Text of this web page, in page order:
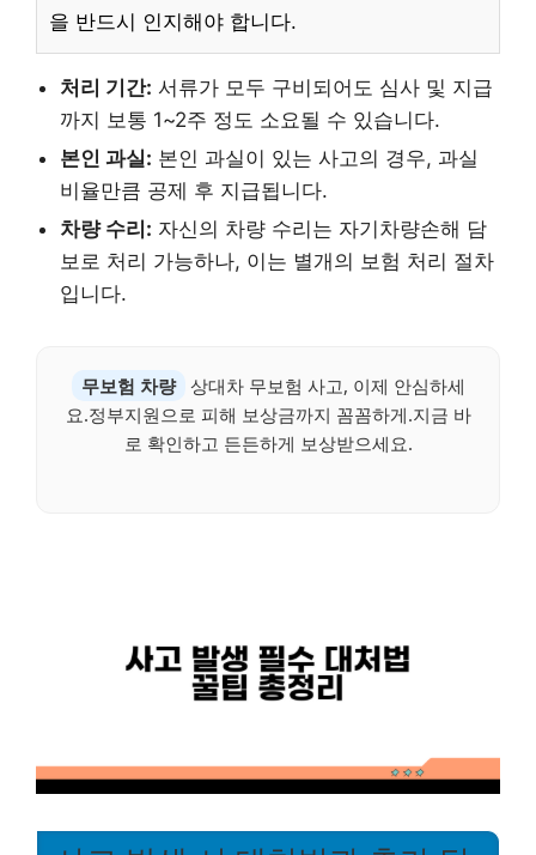
을 반드시 인지해야 합니다.
처리 기간: 서류가 모두 구비되어도 심사 및 지급
까지 보통 1~2주 정도 소요될 수 있습니다.
본인 과실: 본인 과실이 있는 사고의 경우, 과실
비율만큼 공제 후 지급됩니다.
차량 수리: 자신의 차량 수리는 자기차량손해 담
보로 처리 가능하나, 이는 별개의 보험 처리 절차
입니다.
무보험 차량
상대차 무보험 사고, 이제 안심하세
요.정부지원으로 피해 보상금까지 꼼꼼하게.지금 바
로 확인하고 든든하게 보상받으세요.